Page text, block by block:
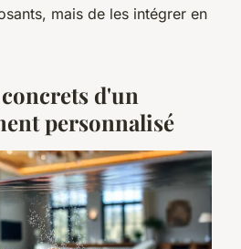
mais de les intégrer en
d'un
personnalisé